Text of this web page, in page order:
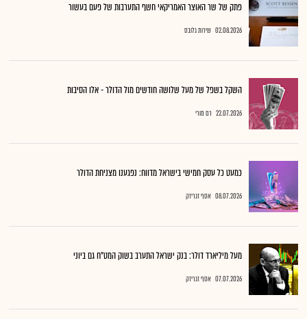
פתק של שר האוצר האמריקאי חשף התערבות של פעם בעשור
02.08.2026 שירות גלובס
השקל בשפל של מעל שלושה חודשים מול הדולר - אלו הסיבות
22.07.2026 רם מורי
כמעט כל עסק חמישי בישראל מדווח: נפגענו מצניחת הדולר
08.07.2026 אסף זגריזק
מעל מיליארד דולר: בנק ישראל התערב בשוק המט"ח גם ביוני
07.07.2026 אסף זגריזק